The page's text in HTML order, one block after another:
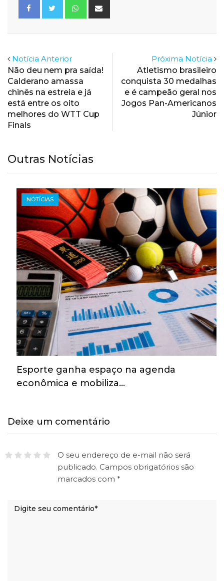
Whatsapp
Notícia Anterior
Não deu nem pra saída!
Calderano amassa
chinês na estreia e já
está entre os oito
melhores do WTT Cup
Finals
Próxima Notícia
Atletismo brasileiro
conquista 30 medalhas
e é campeão geral nos
Jogos Pan-Americanos
Júnior
Outras Notícias
NOTÍCIAS
Esporte ganha espaço na agenda
econômica e mobiliza…
Deixe um comentário
O seu endereço de e-mail não será
publicado. Campos obrigatórios são
marcados com *